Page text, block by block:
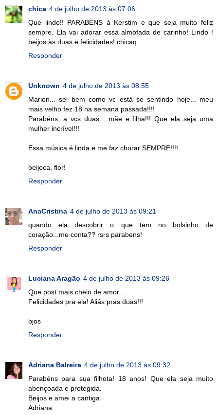
chica 4 de julho de 2013 às 07:06
Que lindo!! PARABÈNS á Kerstim e que seja muito feliz
sempre. Ela vai adorar essa almofada de carinho! Lindo !
beijos às duas e felicidades! chicaq
Responder
Unknown 4 de julho de 2013 às 08:55
Marion... sei bem como vc está se sentindo hoje... meu
mais velho fez 18 na semana passada!!!!
Parabéns, a vcs duas... mãe e filha!!! Que ela seja uma
mulher incrível!!!
Essa música é linda e me faz chorar SEMPRE!!!!
beijoca, flor!
Responder
AnaCristina 4 de julho de 2013 às 09:21
quando ela descobrir o que tem no bolsinho de
coração...me conta?? rsrs parabens!
Responder
Luciana Aragão 4 de julho de 2013 às 09:26
Que post mais cheio de amor...
Felicidades pra ela! Aliás pras duas!!!
bjos
Responder
Adriana Balreira 4 de julho de 2013 às 09:32
Parabéns para sua filhota! 18 anos! Que ela seja muito
abençoada e protegida.
Beijos e amei a cantiga
Adriana